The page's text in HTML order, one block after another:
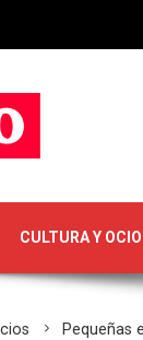
CULTURA Y OCIO
Pequeñas